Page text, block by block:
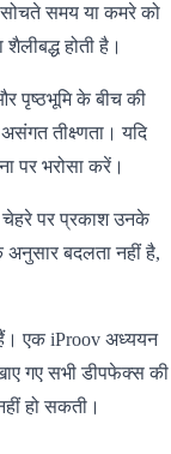
सोचते समय या कमरे को
होती है।
पृष्ठभूमि के बीच की
तीक्ष्णता। यदि
पर भरोसा करें।
पर प्रकाश उनके
अनुसार बदलता नहीं है,
एक iProov अध्ययन
गए सभी डीपफेक्स की
हो सकती।